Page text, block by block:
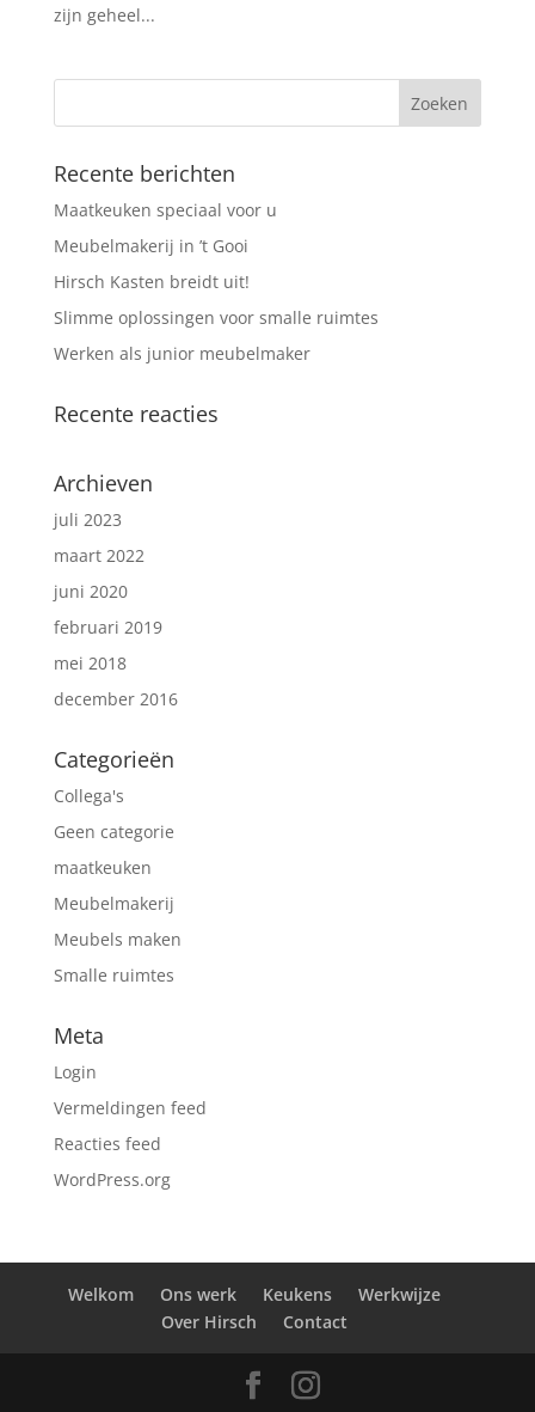
zijn geheel...
Recente berichten
Maatkeuken speciaal voor u
Meubelmakerij in ’t Gooi
Hirsch Kasten breidt uit!
Slimme oplossingen voor smalle ruimtes
Werken als junior meubelmaker
Recente reacties
Archieven
juli 2023
maart 2022
juni 2020
februari 2019
mei 2018
december 2016
Categorieën
Collega's
Geen categorie
maatkeuken
Meubelmakerij
Meubels maken
Smalle ruimtes
Meta
Login
Vermeldingen feed
Reacties feed
WordPress.org
Welkom Ons werk Keukens
Werkwijze
Over Hirsch
Contact